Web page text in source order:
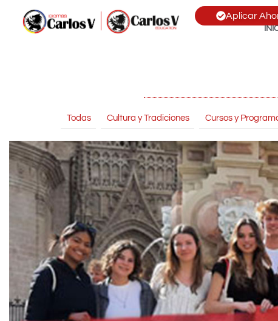
Aplicar
Todas Cultura y Tradiciones Cursos y